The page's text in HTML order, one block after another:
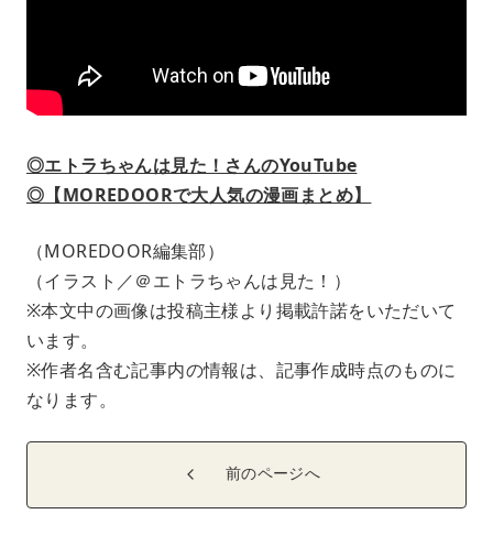
◎エトラちゃんは見た！さんのYouTube
◎【MOREDOORで大人気の漫画まとめ】
（MOREDOOR編集部）
（イラスト／＠エトラちゃんは見た！）
※本文中の画像は投稿主様より掲載許諾をいただいて
います。
※作者名含む記事内の情報は、記事作成時点のものに
なります。
前のページへ